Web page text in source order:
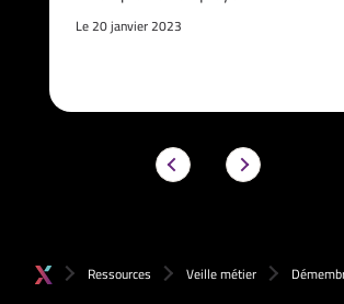
Le 20 janvier 2023
Ressources Veille métier